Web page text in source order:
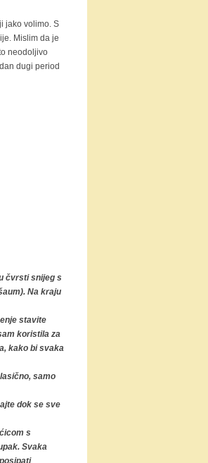
jako volimo. S
Mislim da je
neodoljivo
dugi period
čvrsti snijeg s
Na kraju
stavite
koristila za
kako bi svaka
samo
dok se sve
s
Svaka